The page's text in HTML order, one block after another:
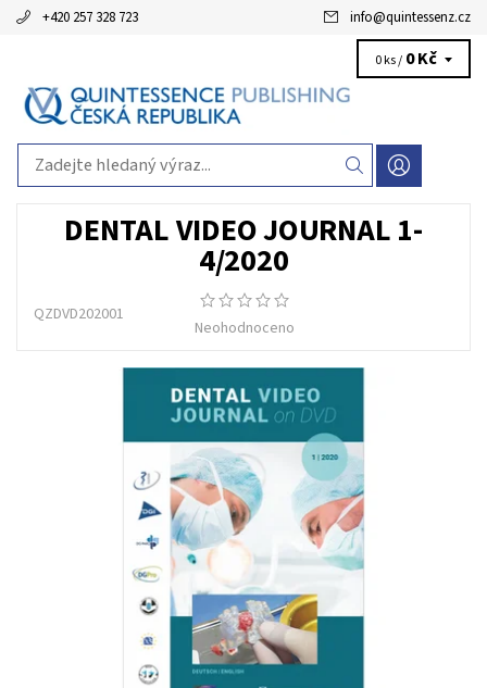
+420 257 328 723 info@quintessenz.cz
0 ks / 0 Kč
DENTAL VIDEO JOURNAL 1-
4/2020
QZDVD202001
Neohodnoceno